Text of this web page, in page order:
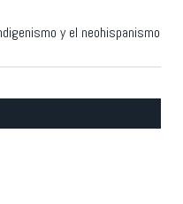
y el neohispanismo